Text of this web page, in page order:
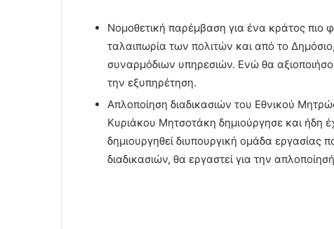
⁠Νομοθετική παρέμβαση για ένα κράτος πιο
ταλαιπωρία των πολιτών και από το
συναρμόδιων υπηρεσιών. Ενώ θα
την εξυπηρέτηση.
Απλοποίηση διαδικασιών του Εθνικού
Κυριάκου Μητσοτάκη δημιούργησε και ήδη
δημιουργηθεί διυπουργική ομάδα εργασίας
διαδικασιών, θα εργαστεί για την